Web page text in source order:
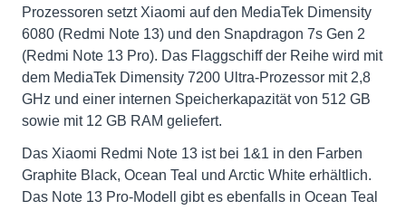
Prozessoren setzt Xiaomi auf den MediaTek Dimensity
6080 (Redmi Note 13) und den Snapdragon 7s Gen 2
(Redmi Note 13 Pro). Das Flaggschiff der Reihe wird mit
dem MediaTek Dimensity 7200 Ultra-Prozessor mit 2,8
GHz und einer internen Speicherkapazität von 512 GB
sowie mit 12 GB RAM geliefert.
Das Xiaomi Redmi Note 13 ist bei 1&1 in den Farben
Graphite Black, Ocean Teal und Arctic White erhältlich.
Das Note 13 Pro-Modell gibt es ebenfalls in Ocean Teal